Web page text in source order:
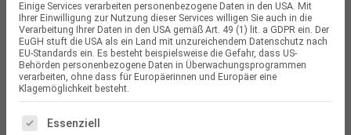
Einige Services verarbeiten personenbezogene Daten in den USA. Mit
Ihrer Einwilligung zur Nutzung dieser Services willigen Sie auch in die
Verarbeitung Ihrer Daten in den USA gemäß Art. 49 (1) lit. a GDPR ein. Der
EuGH stuft die USA als ein Land mit unzureichendem Datenschutz nach
EU-Standards ein. Es besteht beispielsweise die Gefahr, dass US-
Behörden personenbezogene Daten in Überwachungsprogrammen
verarbeiten, ohne dass für Europäerinnen und Europäer eine
Klagemöglichkeit besteht.
ES FOLGT EINE LISTE DER SERVICE-GRUPPEN, FÜR
Essenziell